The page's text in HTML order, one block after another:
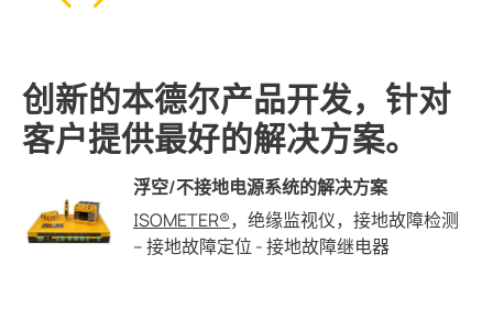
创新的本德尔产品开发，针对
客户提供最好的解决方案。
浮空/不接地电源系统的解决方案
ISOMETER®，绝缘监视仪，接地故障检测
– 接地故障定位 - 接地故障继电器